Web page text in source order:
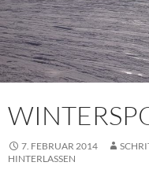
7. FEBRUAR 2014
HINTERLASSEN